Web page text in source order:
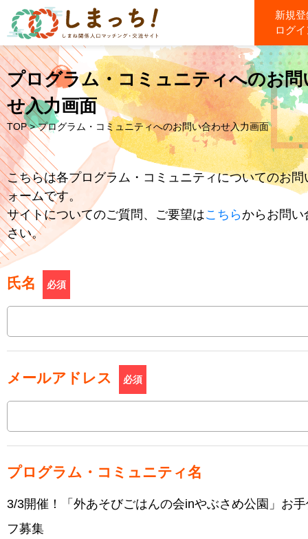
新規
ログ
プログラム・コミュニティへのお問
せ入力画面
TOP> プログラム・コミュニティへのお問い合わせ入力画面
こちらは各プログラム・コミュニティについてのお問
ォームです。
サイトについてのご質問、ご要望はこちらからお問い
さい。
氏名 必須
メールアドレス 必須
プログラム・コミュニティ名
3/3開催！「外あそびごはんの会inやぶさめ公園」お
フ募集